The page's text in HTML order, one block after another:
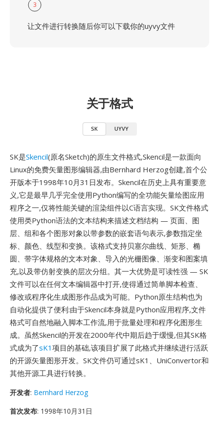
3
让文件进行转换随后你可以下载你的uyvy文件
关于格式
SK UYVY
SK是Skencil(原名Sketch)的原生文件格式,Skencil是一款面向
Linux的免费矢量图形编辑器,由Bernhard Herzog创建,首个公
开版本于1998年10月31日发布。Skencil在历史上具有重要意
义,它是最早几乎完全使用Python编写的全功能矢量绘图应用
程序之一,仅将性能关键的渲染组件以C语言实现。SK文件格式
使用类Python语法的文本结构来描述文档结构 — 页面、图
层、组和各个图形对象以带参数的嵌套语句表示,参数指定坐
标、颜色、线型和变换。该格式支持贝塞尔曲线、矩形、椭
圆、带字体规格的文本对象、导入的光栅图像、渐变和图案填
充,以及带仿射变换的层次分组。其一大优势是可读性强 — SK
文件可以在任何文本编辑器中打开,使得通过简单脚本检查、
修改或程序化生成图形作品成为可能。Python原生结构也为
自动化提供了便利:由于Skencil本身就是Python应用程序,文件
格式可自然地融入脚本工作流,用于批量处理和程序化图形生
成。虽然Skencil的开发在2000年代中期后趋于缓慢,但其SK格
式成为了sK1 项目的基础,该项目扩展了此格式并继续进行活跃
的开源矢量图形开发。SK文件仍可通过sK1、UniConvertor和
其他开源工具进行转换。
开发者: Bernhard Herzog
首次发布: 1998年10月31日